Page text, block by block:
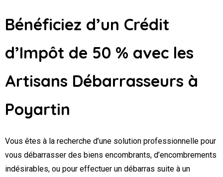
Bénéficiez d’un Crédit
d’Impôt de 50 % avec les
Artisans Débarrasseurs à
Poyartin
Vous êtes à la recherche d’une solution professionnelle pour
vous débarrasser des biens encombrants, d’encombrements
indésirables, ou pour effectuer un débarras suite à un